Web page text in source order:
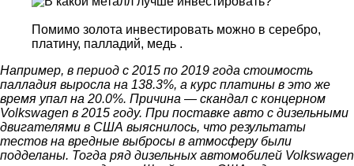
Помимо золота инвестировать можно в серебро,
платину, палладий, медь .
Например, в период с 2015 по 2019 года стоимость
палладия выросла на 138.3%, а курс платины в это же
время упал на 20.0%. Причина — скандал с концерном
Volkswagen в 2015 году. При поставке авто с дизельными
двигателями в США выяснилось, что результаты
тестов на вредные выбросы в атмосферу были
подделаны. Тогда ряд дизельных автомобилей Volkswagen